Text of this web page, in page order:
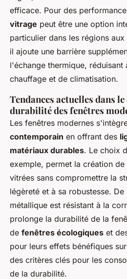
efficace. Pour des
vitrage peut être une option
particulier dans les régions
il ajoute une barrière
l'échange thermique, réduisant
chauffage et de climatisation.
Tendances actuelles dans
durabilité des fenêtres
Les fenêtres modernes
contemporain en offrant des
matériaux durables. Le choix
exemple, permet la création
vitrées sans compromettre la
légèreté et à sa robustesse.
métallique est résistant à la
prolonge la durabilité de la
de fenêtres écologiques et
pour leurs effets bénéfiques
des critères clés pour les
de la durabilité.